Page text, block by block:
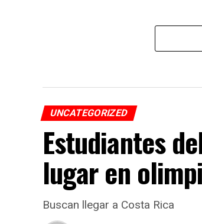
UNCATEGORIZED
Estudiantes
lugar en
Buscan llegar a Costa Rica